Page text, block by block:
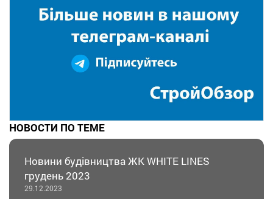
НОВОСТИ ПО ТЕМЕ
Новини будівництва ЖК WHITE LINES
грудень 2023
29.12.2023